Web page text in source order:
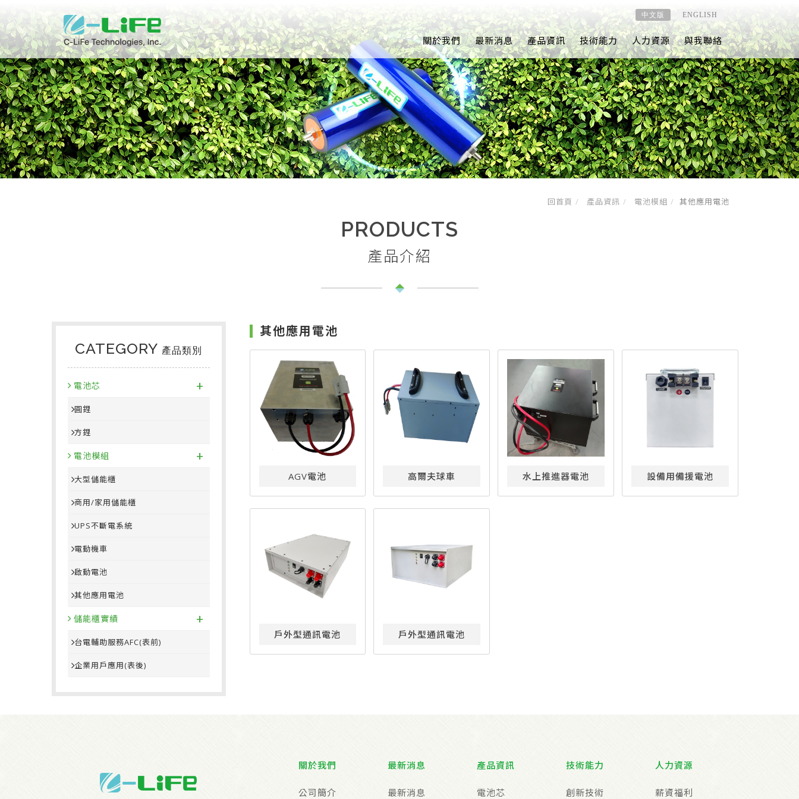
ENGLISH
中文版
關於我們 最新消息 產品資訊 技術能力 人力資源 與我聯絡
回首頁 產品資訊 電池模組 其他應用電池
PRODUCTS
產品介紹
CATEGORY 產品類別
電池芯 +
圓鋰
方鋰
電池模組 +
大型儲能櫃
商用/家用儲能櫃
UPS不斷電系統
電動機車
啟動電池
其他應用電池
儲能櫃實績 +
台電輔助服務AFC(表前)
企業用戶應用(表後)
其他應用電池
AGV電池 高爾夫球車 水上推進器電池 設備用備援電池
戶外型通訊電池 戶外型通訊電池
關於我們
公司簡介
最新消息
最新消息
產品資訊
電池芯
技術能力
創新技術
人力資源
薪資福利